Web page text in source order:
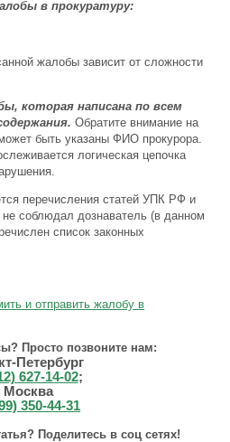
в прокуратуру:
жалобы зависит от сложности
которая написана по всем
Обратите внимание на
быть указаны ФИО прокурора.
логическая цепочка
перечисления статей УПК РФ и
не соблюдал дознаватель (в данном
список законных
и отправить жалобу в
Просто позвоните нам:
Петербург
627-14-02;
Москва
350-44-31
Поделитесь в соц сетях!